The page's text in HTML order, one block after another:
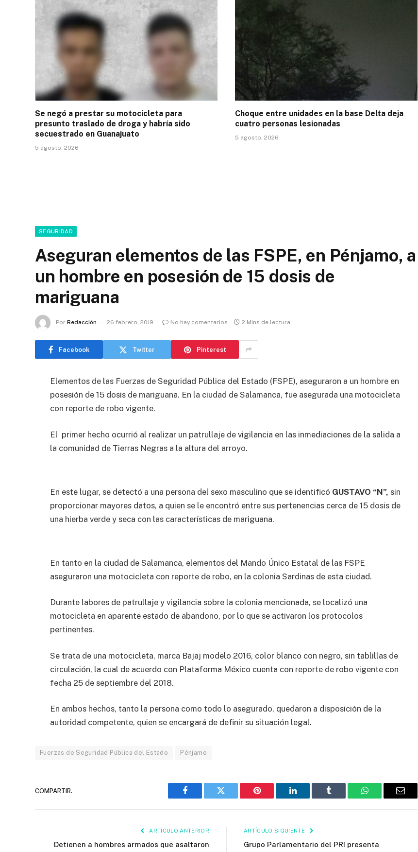
Se negó a prestar su motocicleta para
presunto traslado de droga y habría sido
secuestrado en Guanajuato
5 agosto, 2026
Choque entre unidades en la base Delta deja
cuatro personas lesionadas
5 agosto, 2026
SEGURIDAD
Aseguran elementos de las FSPE, en Pénjamo, a
un hombre en posesión de 15 dosis de
mariguana
Por Redacción 26 febrero, 2019 No hay comentarios 2 Mins de lectura
Facebook Twitter Pinterest
Elementos de las Fuerzas de Seguridad Pública del Estado (FSPE), aseguraron a un hombre en
posesión de 15 dosis de mariguana. En la ciudad de Salamanca, fue asegurada una motocicleta
con reporte de robo vigente.
El primer hecho ocurrió al realizar un patrullaje de vigilancia en las inmediaciones de la salida a
la comunidad de Tierras Negras a la altura del arroyo.
En este lugar, se detectó a una persona del sexo masculino que se identificó GUSTAVO “N”, sin
proporcionar mayores datos, a quien se le encontró entre sus pertenencias cerca de 15 dosis de
una hierba verde y seca con las características de mariguana.
En tanto en la ciudad de Salamanca, elementos del Mando Único Estatal de las FSPE
aseguraron una motocicleta con reporte de robo, en la colonia Sardinas de esta ciudad.
Durante labores de patrullaje y vigilancia sobre la colonia mencionada, se localizó una
motocicleta en aparente estado de abandono, por lo que se activaron los protocolos
pertinentes.
Se trata de una motocicleta, marca Bajaj modelo 2016, color blanco con negro, sin tablillas de
circulación, la cual de acuerdo con Plataforma México cuenta con reporte de robo vigente con
fecha 25 de septiembre del 2018.
En ambos hechos, tanto la persona como todo lo asegurado, quedaron a disposición de la
autoridad competente, quien se encargará de definir su situación legal.
Fuerzas de Seguridad Pública del Estado Pénjamo
COMPARTIR.
Facebook Twitter Pinterest LinkedIn Tumblr WhatsAppEmail
ARTÍCULO ANTERIOR
Detienen a hombres armados que asaltaron
ARTÍCULO SIGUIENTE
Grupo Parlamentario del PRI presenta